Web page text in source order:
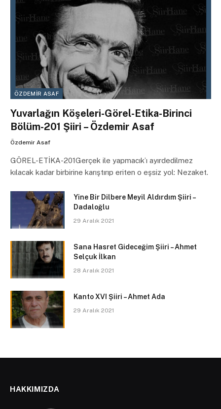
ÖZDEMIR ASAF
Yuvarlağın Köşeleri-Görel-Etika-Birinci
Bölüm-201 Şiiri – Özdemir Asaf
Özdemir Asaf
GÖREL-ETİKA-201Gerçek ile yapmacık’ı ayırdedilmez
kılacak kadar birbirine karıştırıp eriten o eşsiz yol: Nezaket.
Yine Bir Dilbere Meyil Aldırdım Şiiri –
Dadaloğlu
29 Aralık 2021
Sana Hasret Gideceğim Şiiri – Ahmet
Selçuk İlkan
28 Aralık 2021
Kanto XVI Şiiri – Ahmet Ada
29 Aralık 2021
HAKKIMIZDA